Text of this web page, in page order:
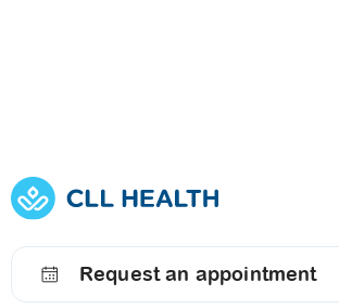
Request an appointment